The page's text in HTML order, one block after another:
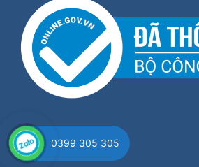
LIÊN HỆ0399 305 305